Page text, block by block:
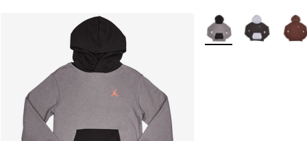
Plus de couleurs